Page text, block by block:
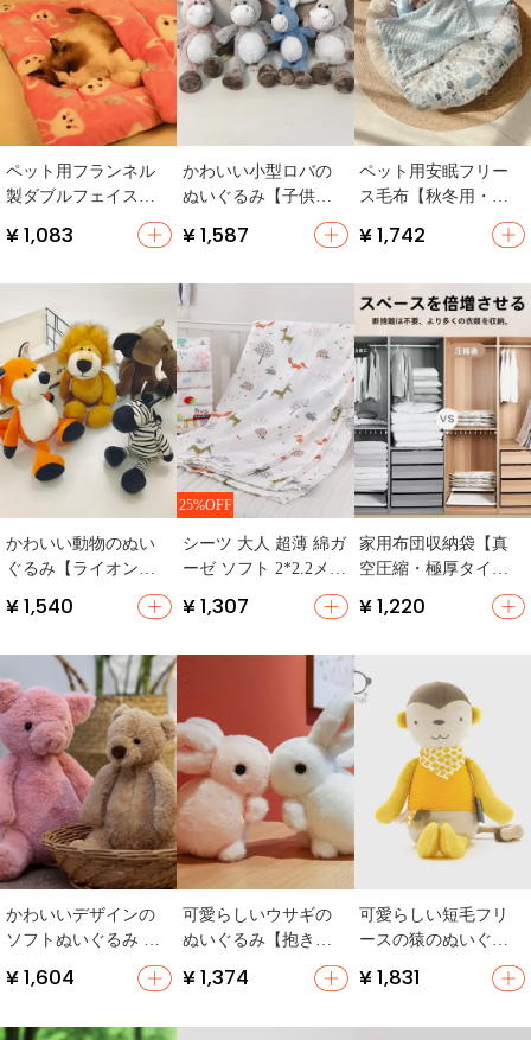
ペット用フランネル
製ダブルフェイス毛
布【保温・厚手・冬
用・犬猫用寝具】
¥ 1,083
かわいい小型ロバの
ぬいぐるみ【子供の
おもちゃ・癒し系・
誕生日プレゼント】
¥ 1,587
ペット用安眠フリー
ス毛布【秋冬用・全
棉・リバーシブル・
厚手】
¥ 1,742
かわいい動物のぬい
ぐるみ【ライオン・
ウ・安心抱き枕】
¥ 1,540
25%OFF
シーツ 大人 超薄 綿ガ
ーゼ ソフト 2*2.2メー
¥ 1,307
家用布団収納袋【真
空圧縮・極厚タイ
¥ 1,220
かわいいデザインの
ソフトぬいぐるみ 恐
子・女の子向け・ギ
¥ 1,604
可愛らしいウサギの
ぬいぐるみ【抱き
枕・子供用・誕生日
プレゼントに最適】
¥ 1,374
可愛らしい短毛フリ
ースの猿のぬいぐる
み【赤ちゃん用・安
眠サポート・出産祝
¥ 1,831